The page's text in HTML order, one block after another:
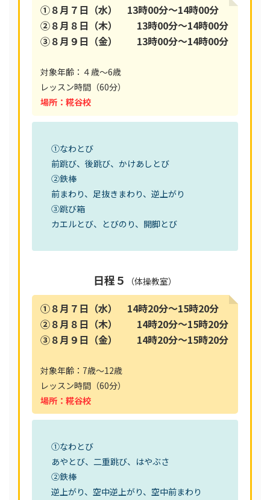
①８月７日（水） 13時00分〜14時00分
②８月８日（木） 13時00分〜14時00分
③８月９日（金） 13時00分〜14時00分
対象年齢：４歳〜6歳
レッスン時間（60分）
場所：糀谷校
①なわとび
前跳び、後跳び、かけあしとび
②鉄棒
前まわり、足抜きまわり、逆上がり
③跳び箱
カエルとび、とびのり、開脚とび
日程５ （体操教室）
①８月７日（水） 14時20分〜15時20分
②８月８日（木） 14時20分〜15時20分
③８月９日（金） 14時20分〜15時20分
対象年齢：7歳〜12歳
レッスン時間（60分）
場所：糀谷校
①なわとび
あやとび、二重跳び、はやぶさ
②鉄棒
逆上がり、空中逆上がり、空中前まわり